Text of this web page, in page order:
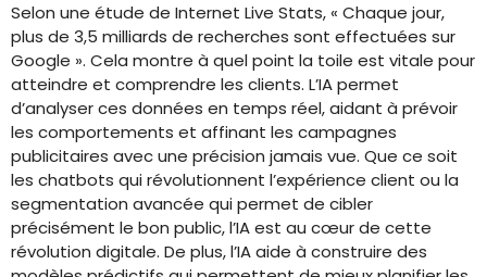
Selon une étude de Internet Live Stats, « Chaque jour,
plus de 3,5 milliards de recherches sont effectuées sur
Google ». Cela montre à quel point la toile est vitale pour
atteindre et comprendre les clients. L’IA permet
d’analyser ces données en temps réel, aidant à prévoir
les comportements et affinant les campagnes
publicitaires avec une précision jamais vue. Que ce soit
les chatbots qui révolutionnent l’expérience client ou la
segmentation avancée qui permet de cibler
précisément le bon public, l’IA est au cœur de cette
révolution digitale. De plus, l’IA aide à construire des